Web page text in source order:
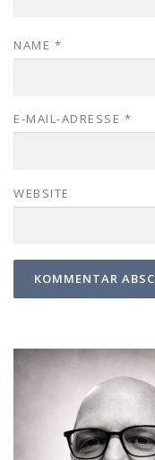
NAME *
E-MAIL-ADRESSE *
WEBSITE